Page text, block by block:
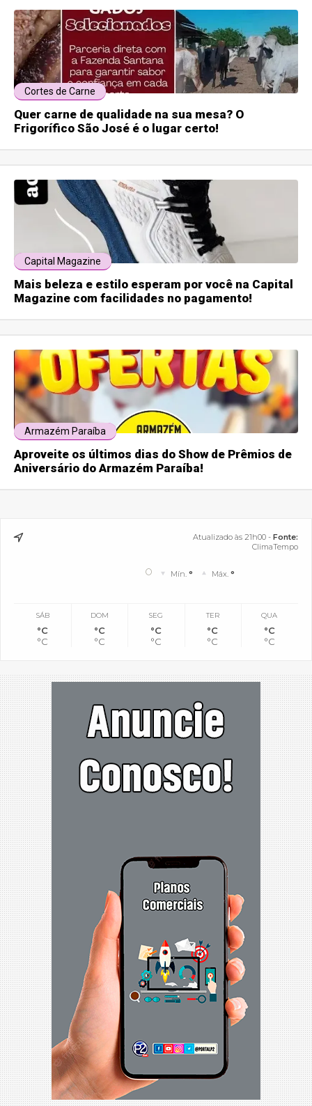
Cortes de Carne
Quer carne de qualidade na sua mesa? O
Frigorífico São José é o lugar certo!
Capital Magazine
Mais beleza e estilo esperam por você na Capital
Magazine com facilidades no pagamento!
Armazém Paraíba
Aproveite os últimos dias do Show de Prêmios de
Aniversário do Armazém Paraíba!
Atualizado às 21h00 - Fonte:
ClimaTempo
° Mín.° Máx.°
SÁB
°C
°C
DOM
°C
°C
SEG
°C
°C
TER
°C
°C
QUA
°C
°C